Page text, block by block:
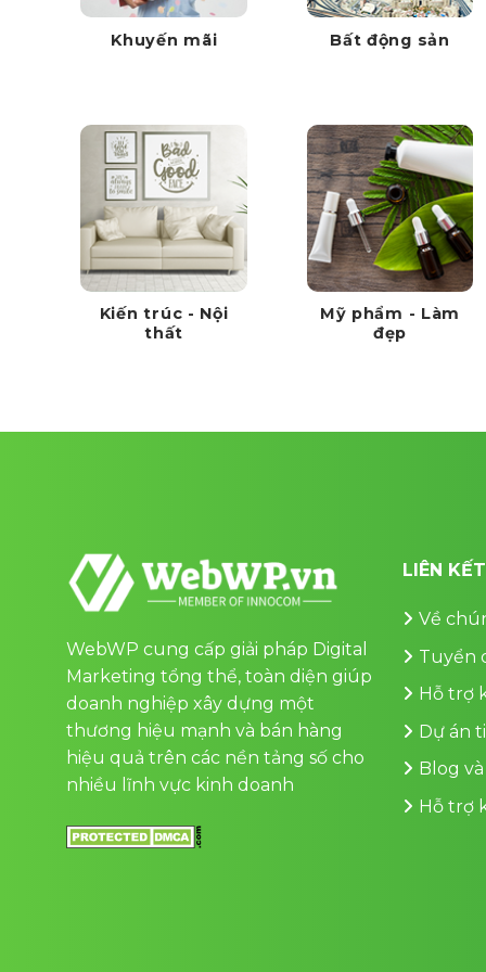
Khuyến mãi Bất động sản
Kiến trúc - Nội
thất
Mỹ phẩm - Làm
đẹp
WebWP cung cấp giải pháp Digital
Marketing tổng thể, toàn diện giúp
doanh nghiệp xây dựng một
thương hiệu mạnh và bán hàng
hiệu quả trên các nền tảng số cho
nhiều lĩnh vực kinh doanh
LIÊN
Về
Tuyển
Hỗ trợ
Dự án
Blog
Hỗ trợ